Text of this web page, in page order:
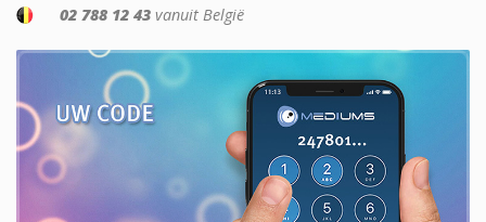
02 788 12 43 vanuit België